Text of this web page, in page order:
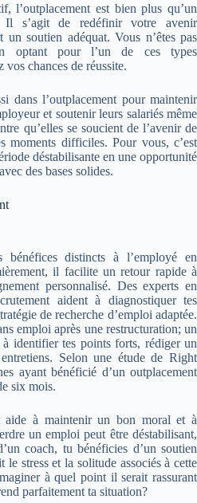
l’outplacement est bien plus qu’un
Il s’agit de redéfinir votre avenir
soutien adéquat. Vous n’êtes pas
optant pour l’un de ces types
vos chances de réussite.
dans l’outplacement pour maintenir
et soutenir leurs salariés même
qu’elles se soucient de l’avenir de
moments difficiles. Pour vous, c’est
déstabilisante en une opportunité
des bases solides.
bénéfices distincts à l’employé en
il facilite un retour rapide à
personnalisé. Des experts en
aident à diagnostiquer tes
de recherche d’emploi adaptée.
emploi après une restructuration; un
à identifier tes points forts, rédiger un
Selon une étude de Right
ayant bénéficié d’un outplacement
six mois.
aide à maintenir un bon moral et à
un emploi peut être déstabilisant,
coach, tu bénéficies d’un soutien
stress et la solitude associés à cette
à quel point il serait rassurant
parfaitement ta situation?